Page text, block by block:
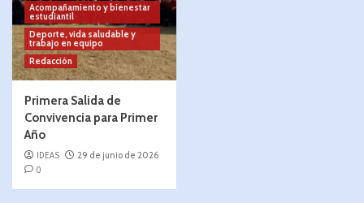
Acompañamiento y bienestar
estudiantil
Deporte, vida saludable y
trabajo en equipo
Redacción
Primera Salida de
Convivencia para Primer
Año
IDEAS
29 de junio de 2026
0